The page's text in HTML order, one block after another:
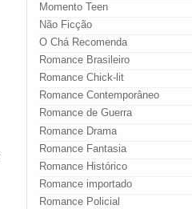
Momento Teen
Não Ficção
O Chá Recomenda
Romance Brasileiro
Romance Chick-lit
Romance Contemporâneo
Romance de Guerra
Romance Drama
Romance Fantasia
Romance Histórico
Romance importado
Romance Policial